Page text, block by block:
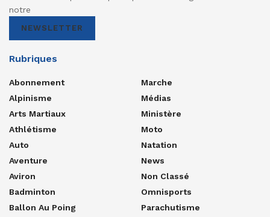
notre
NEWSLETTER
Rubriques
Abonnement
Alpinisme
Arts Martiaux
Athlétisme
Auto
Aventure
Aviron
Badminton
Ballon Au Poing
Marche
Médias
Ministère
Moto
Natation
News
Non Classé
Omnisports
Parachutisme